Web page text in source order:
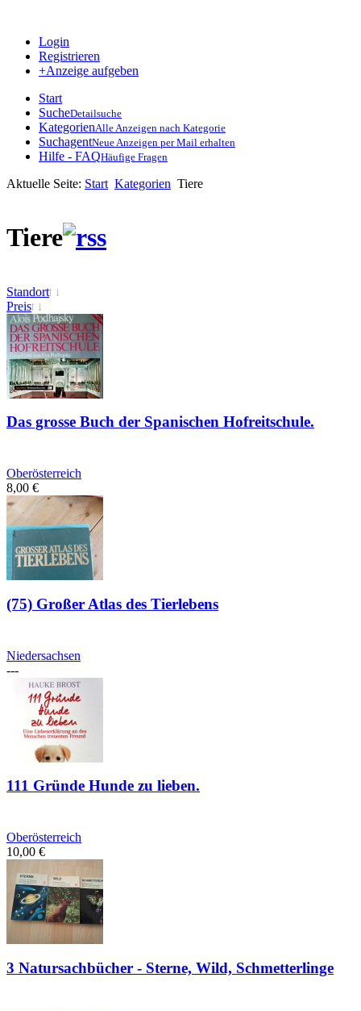
Login
Registrieren
+Anzeige aufgeben
Start
SucheDetailsuche
KategorienAlle Anzeigen nach Kategorie
SuchagentNeue Anzeigen per Mail erhalten
Hilfe - FAQHäufige Fragen
Aktuelle Seite: Start Kategorien Tiere
Tiere
Standort
Preis
Das grosse Buch der Spanischen Hofreitschule.
Oberösterreich
8,00 €
(75) Großer Atlas des Tierlebens
Niedersachsen
---
111 Gründe Hunde zu lieben.
Oberösterreich
10,00 €
3 Natursachbücher - Sterne, Wild, Schmetterlinge